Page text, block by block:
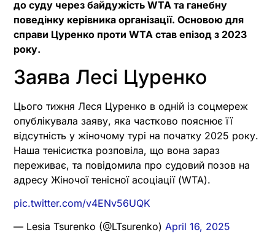
до суду через байдужість WTA та ганебну
поведінку керівника організації. Основою для
справи Цуренко проти WTA став епізод з 2023
року.
Заява Лесі Цуренко
Цього тижня Леся Цуренко в одній із соцмереж
опублікувала заяву, яка частково пояснює її
відсутність у жіночому турі на початку 2025 року.
Наша тенісистка розповіла, що вона зараз
переживає, та повідомила про судовий позов на
адресу Жіночої тенісної асоціації (WTA).
pic.twitter.com/v4ENv56UQK
— Lesia Tsurenko (@LTsurenko) April 16, 2025